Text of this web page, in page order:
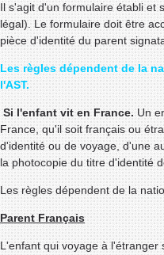
Il s'agit d'un formulaire établi et
légal). Le formulaire doit être
pièce d'identité du parent
Les règles dépendent de la
l'AST.
Si l'enfant vit en France. Un
France, qu'il soit français ou
d'identité ou de voyage, d'une
la photocopie du titre d'identité
Les règles dépendent de la
Parent Français
L'enfant qui voyage à